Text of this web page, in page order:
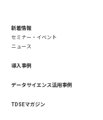
新着情報
セミナー・イベント
ニュース
導入事例
データサイエンス活用事例
TDSEマガジン